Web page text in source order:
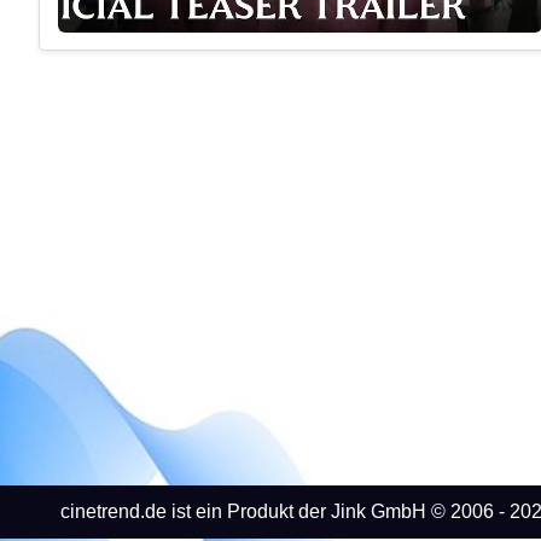
cinetrend.de ist ein Produkt der Jink GmbH © 2006 -